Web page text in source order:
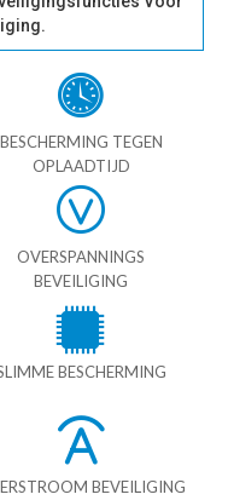
BESCHERMING TEGEN
OPLAADTIJD
OVERSPANNINGS
BEVEILIGING
BESCHERMING
BEVEILIGING